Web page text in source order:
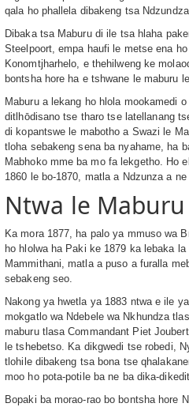
qala ho phallela dibakeng tsa
Dibaka tsa Maburu di ile tsa hlaha
Steelpoort, empa haufi le metse ena
Konomtjharhelo, e thehilweng ke
bontsha hore ha e tshwane le maburu
Maburu a lekang ho hlola mookamedi
ditlhōdisano tse tharo tse latellanang
di kopantswe le mabotho a Swazi le
tloha sebakeng sena ba nyahame, ha
Mabhoko mme ba mo fa lekgetho. Ho
1860 le bo-1870, matla a Ndzunza a
Ntwa le Maburu
Ka mora 1877, ha palo ya mmuso wa
ho hlolwa ha Paki ke 1879 ka lebaka
Mammithani, matla a puso a furalla
sebakeng seo.
Nakong ya hwetla ya 1883 ntwa e ile
mokgatlo wa Ndebele wa Nkhundza
maburu tlasa Commandant Piet
le tshebetso. Ka dikgwedi tse robedi,
tlohile dibakeng tsa bona tse
moo ho pota-potile ba ne ba dika-
Bopaki ba morao-rao bo bontsha hore